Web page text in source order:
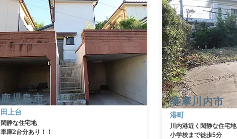
​鹿児島市
田上台
​閑静な住宅地
​車庫2台分あり！！
​薩摩川内市
港町
​川内港近く閑静な住宅地
​小学校まで徒歩5分